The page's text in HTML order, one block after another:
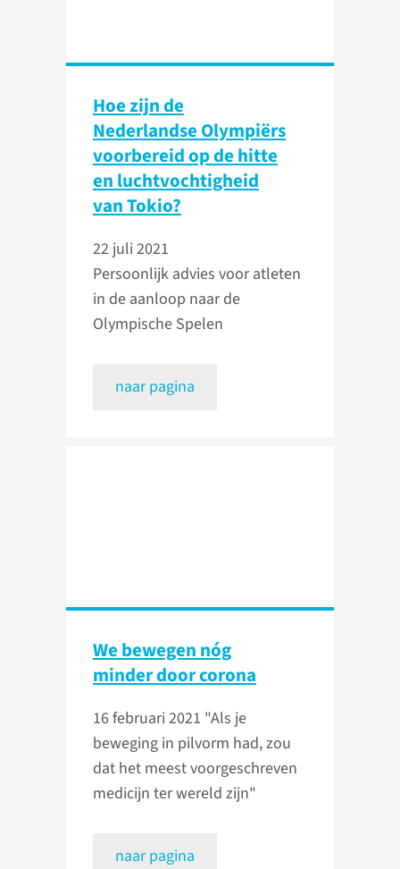
Hoe zijn de
Nederlandse Olympiërs
voorbereid op de hitte
en luchtvochtigheid
van Tokio?
22 juli 2021
Persoonlijk advies voor atleten
in de aanloop naar de
Olympische Spelen
naar pagina
We bewegen nóg
minder door corona
16 februari 2021 "Als je
beweging in pilvorm had, zou
dat het meest voorgeschreven
medicijn ter wereld zijn"
naar pagina